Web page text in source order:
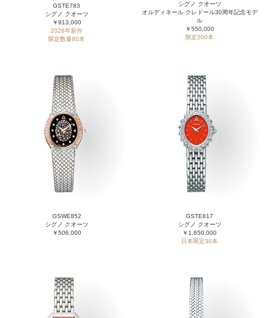
GSTE783
シグノ クオーツ
￥913,000
2026年新作
限定数量80本
シグノ クオーツ
オルディネール クレドール30周年記念モデ
ル
￥550,000
限定200本
GSWE852
シグノ クオーツ
￥506,000
GSTE817
シグノ クオーツ
￥1,650,000
日本限定30本